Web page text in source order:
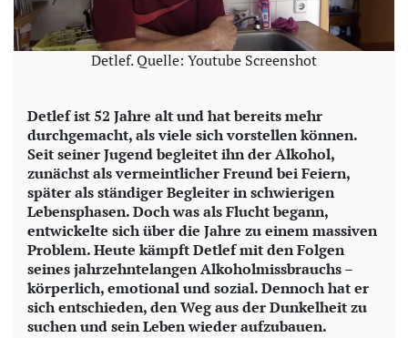
Detlef. Quelle: Youtube Screenshot
Detlef ist 52 Jahre alt und hat bereits mehr
durchgemacht, als viele sich vorstellen können.
Seit seiner Jugend begleitet ihn der Alkohol,
zunächst als vermeintlicher Freund bei Feiern,
später als ständiger Begleiter in schwierigen
Lebensphasen. Doch was als Flucht begann,
entwickelte sich über die Jahre zu einem massiven
Problem. Heute kämpft Detlef mit den Folgen
seines jahrzehntelangen Alkoholmissbrauchs –
körperlich, emotional und sozial. Dennoch hat er
sich entschieden, den Weg aus der Dunkelheit zu
suchen und sein Leben wieder aufzubauen.